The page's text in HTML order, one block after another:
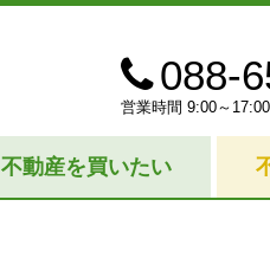
088-
営業時間 9:00～
不動産を買いたい